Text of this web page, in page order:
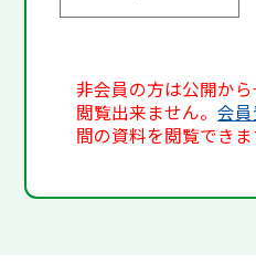
非会員の方は公開か
閲覧出来ません。会
間の資料を閲覧できま